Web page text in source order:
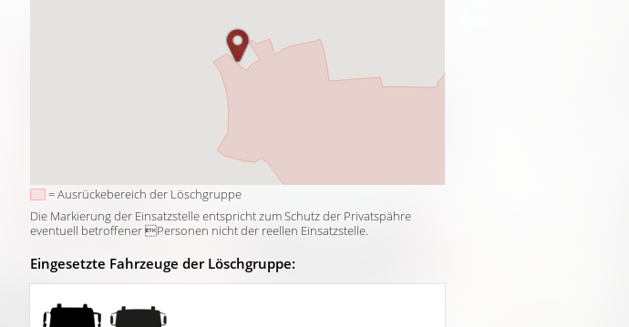
= Ausrückebereich der Löschgruppe
Die Markierung der Einsatzstelle entspricht zum Schutz der Privatspähre
eventuell betroffener Personen nicht der reellen Einsatzstelle.
Eingesetzte Fahrzeuge der Löschgruppe: